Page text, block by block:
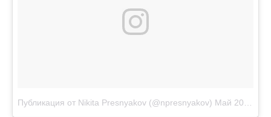
Публикация от Nikita Presnyakov (@npresnyakov) Май 20 2017 в 4:37 PDT